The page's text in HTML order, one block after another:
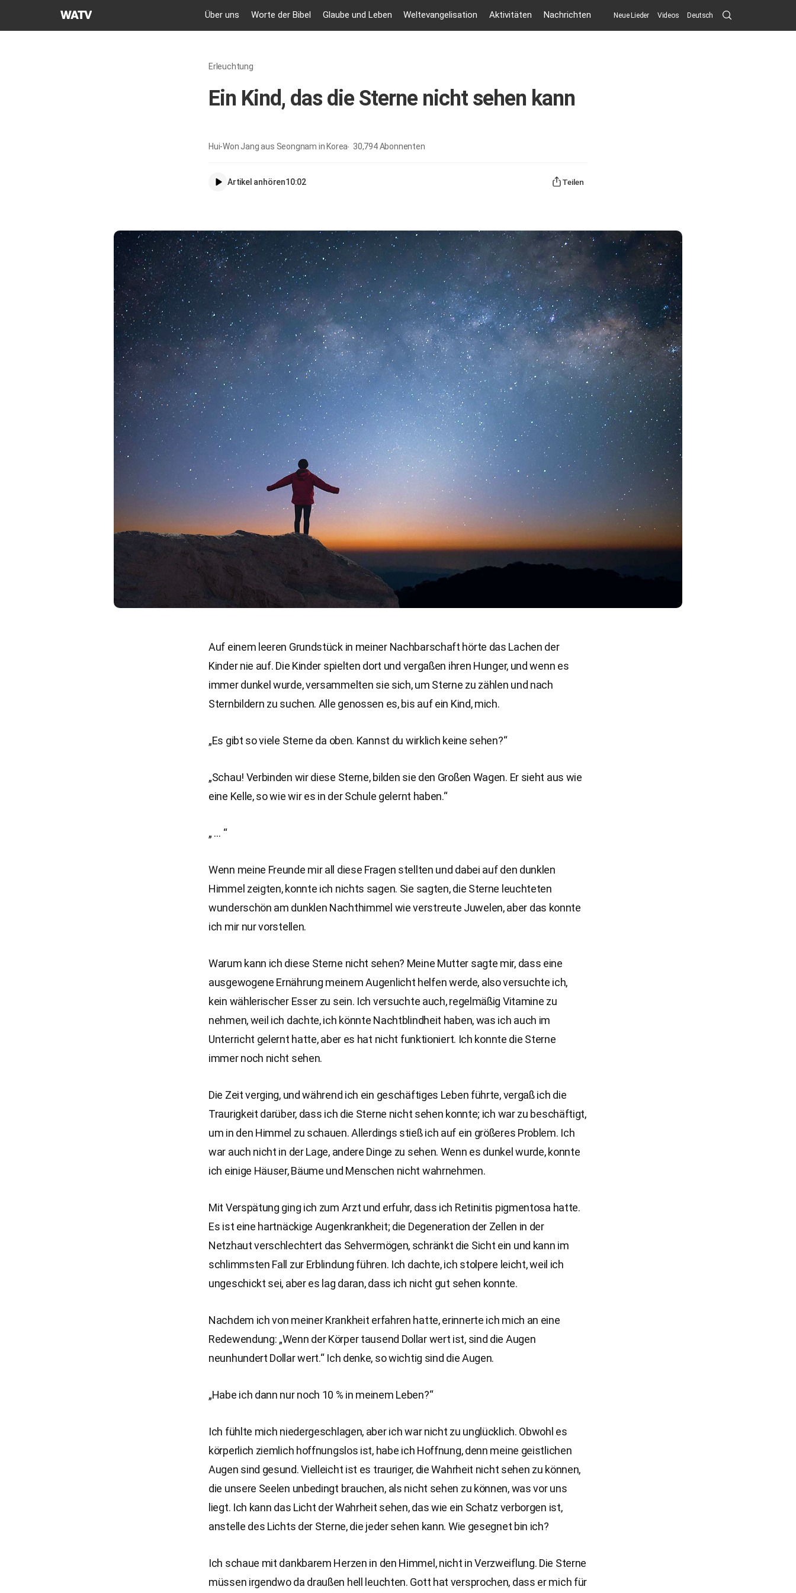
GEMEINDE
Über uns Worte der Bibel Glaube und Leben Weltevangelisation Aktivitäten Nachrichten Neue Lieder Videos Deutsch Search
Submit
Erleuchtung
Ein Kind, das die Sterne nicht sehen kann
Hui-Won Jang aus Seongnam in Korea 30,794Abonnenten
Artikel anhören10:02 Teilen
Auf einem leeren Grundstück in meiner Nachbarschaft hörte das Lachen der
Kinder nie auf. Die Kinder spielten dort und vergaßen ihren Hunger, und wenn es
immer dunkel wurde, versammelten sie sich, um Sterne zu zählen und nach
Sternbildern zu suchen. Alle genossen es, bis auf ein Kind, mich.
„Es gibt so viele Sterne da oben. Kannst du wirklich keine sehen?“
„Schau! Verbinden wir diese Sterne, bilden sie den Großen Wagen. Er sieht aus wie
eine Kelle, so wie wir es in der Schule gelernt haben.“
„ … “
Wenn meine Freunde mir all diese Fragen stellten und dabei auf den dunklen
Himmel zeigten, konnte ich nichts sagen. Sie sagten, die Sterne leuchteten
wunderschön am dunklen Nachthimmel wie verstreute Juwelen, aber das konnte
ich mir nur vorstellen.
Warum kann ich diese Sterne nicht sehen? Meine Mutter sagte mir, dass eine
ausgewogene Ernährung meinem Augenlicht helfen werde, also versuchte ich,
kein wählerischer Esser zu sein. Ich versuchte auch, regelmäßig Vitamine zu
nehmen, weil ich dachte, ich könnte Nachtblindheit haben, was ich auch im
Unterricht gelernt hatte, aber es hat nicht funktioniert. Ich konnte die Sterne
immer noch nicht sehen.
Die Zeit verging, und während ich ein geschäftiges Leben führte, vergaß ich die
Traurigkeit darüber, dass ich die Sterne nicht sehen konnte; ich war zu beschäftigt,
um in den Himmel zu schauen. Allerdings stieß ich auf ein größeres Problem. Ich
war auch nicht in der Lage, andere Dinge zu sehen. Wenn es dunkel wurde, konnte
ich einige Häuser, Bäume und Menschen nicht wahrnehmen.
Mit Verspätung ging ich zum Arzt und erfuhr, dass ich Retinitis pigmentosa hatte.
Es ist eine hartnäckige Augenkrankheit; die Degeneration der Zellen in der
Netzhaut verschlechtert das Sehvermögen, schränkt die Sicht ein und kann im
schlimmsten Fall zur Erblindung führen. Ich dachte, ich stolpere leicht, weil ich
ungeschickt sei, aber es lag daran, dass ich nicht gut sehen konnte.
Nachdem ich von meiner Krankheit erfahren hatte, erinnerte ich mich an eine
Redewendung: „Wenn der Körper tausend Dollar wert ist, sind die Augen
neunhundert Dollar wert.“ Ich denke, so wichtig sind die Augen.
„Habe ich dann nur noch 10 % in meinem Leben?“
Ich fühlte mich niedergeschlagen, aber ich war nicht zu unglücklich. Obwohl es
körperlich ziemlich hoffnungslos ist, habe ich Hoffnung, denn meine geistlichen
Augen sind gesund. Vielleicht ist es trauriger, die Wahrheit nicht sehen zu können,
die unsere Seelen unbedingt brauchen, als nicht sehen zu können, was vor uns
liegt. Ich kann das Licht der Wahrheit sehen, das wie ein Schatz verborgen ist,
anstelle des Lichts der Sterne, die jeder sehen kann. Wie gesegnet bin ich?
Ich schaue mit dankbarem Herzen in den Himmel, nicht in Verzweiflung. Die Sterne
müssen irgendwo da draußen hell leuchten. Gott hat versprochen, dass er mich für